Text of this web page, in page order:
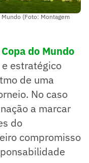
Mundo (Foto: Montagem
Copa do Mundo
estratégico
de uma
No caso
a marcar
do
compromisso